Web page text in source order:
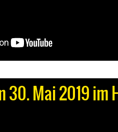
30. Mai 2019 im